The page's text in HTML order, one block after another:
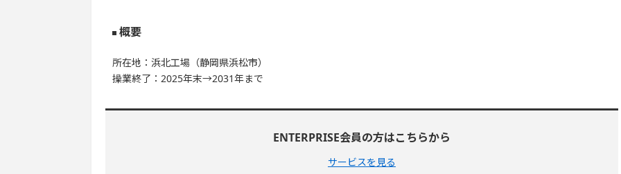
概要
所在地：浜北工場（静岡県浜松市）
操業終了：2025年末→2031年まで
ENTERPRISE会員の方はこちらから
サービスを見る